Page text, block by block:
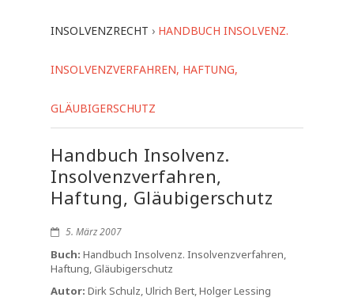
INSOLVENZRECHT › HANDBUCH INSOLVENZ.
INSOLVENZVERFAHREN, HAFTUNG,
GLÄUBIGERSCHUTZ
Handbuch Insolvenz.
Insolvenzverfahren,
Haftung, Gläubigerschutz
5. März 2007
Buch: Handbuch Insolvenz. Insolvenzverfahren,
Haftung, Gläubigerschutz
Autor: Dirk Schulz, Ulrich Bert, Holger Lessing